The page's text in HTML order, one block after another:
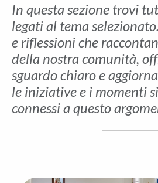
In questa sezione trovi
legati al tema
e riflessioni che
della nostra comunità,
sguardo chiaro e
le iniziative e i momenti
connessi a questo